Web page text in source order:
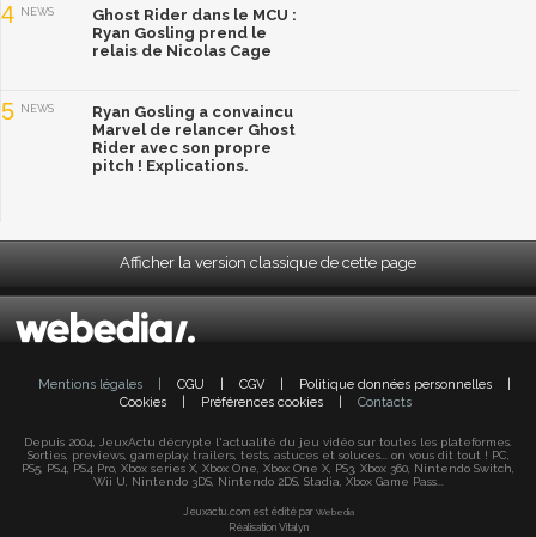
4 NEWS
Ghost Rider dans le MCU :
Ryan Gosling prend le
relais de Nicolas Cage
5 NEWS
Ryan Gosling a convaincu
Marvel de relancer Ghost
Rider avec son propre
pitch ! Explications.
Afficher la version classique de cette page
Mentions légales CGU CGV Politique données personnelles
Cookies
Préférences cookies Contacts
Depuis 2004, JeuxActu décrypte l'actualité du jeu vidéo sur toutes les plateformes.
Sorties, previews, gameplay, trailers, tests, astuces et soluces... on vous dit tout ! PC,
PS5, PS4, PS4 Pro, Xbox series X, Xbox One, Xbox One X, PS3, Xbox 360, Nintendo Switch,
Wii U, Nintendo 3DS, Nintendo 2DS, Stadia, Xbox Game Pass...
Jeuxactu.com est édité par Webedia
Réalisation Vitalyn